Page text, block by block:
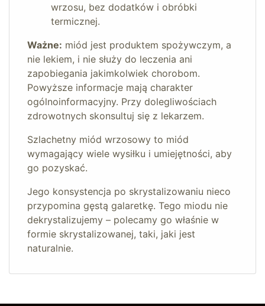
wrzosu, bez dodatków i obróbki
termicznej.
Ważne: miód jest produktem spożywczym, a
nie lekiem, i nie służy do leczenia ani
zapobiegania jakimkolwiek chorobom.
Powyższe informacje mają charakter
ogólnoinformacyjny. Przy dolegliwościach
zdrowotnych skonsultuj się z lekarzem.
Szlachetny miód wrzosowy to miód
wymagający wiele wysiłku i umiejętności, aby
go pozyskać.
Jego konsystencja po skrystalizowaniu nieco
przypomina gęstą galaretkę. Tego miodu nie
dekrystalizujemy – polecamy go właśnie w
formie skrystalizowanej, taki, jaki jest
naturalnie.